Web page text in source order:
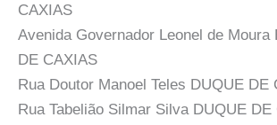
CAXIAS
Avenida Governador Leonel de Moura
DE CAXIAS
Rua Doutor Manoel Teles DUQUE DE
Rua Tabelião Silmar Silva DUQUE DE